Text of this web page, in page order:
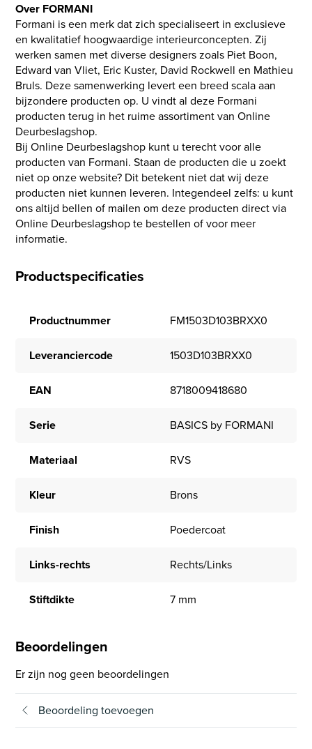
Over FORMANI
Formani is een merk dat zich specialiseert in exclusieve
en kwalitatief hoogwaardige interieurconcepten. Zij
werken samen met diverse designers zoals Piet Boon,
Edward van Vliet, Eric Kuster, David Rockwell en Mathieu
Bruls. Deze samenwerking levert een breed scala aan
bijzondere producten op. U vindt al deze Formani
producten terug in het ruime assortiment van Online
Deurbeslagshop.
Bij Online Deurbeslagshop kunt u terecht voor alle
producten van Formani. Staan de producten die u zoekt
niet op onze website? Dit betekent niet dat wij deze
producten niet kunnen leveren. Integendeel zelfs: u kunt
ons altijd bellen of mailen om deze producten direct via
Online Deurbeslagshop te bestellen of voor meer
informatie.
Productspecificaties
Productnummer FM1503D103BRXX0
Leveranciercode 1503D103BRXX0
EAN 8718009418680
Serie BASICS by FORMANI
Materiaal RVS
Kleur Brons
Finish Poedercoat
Links-rechts Rechts/Links
Stiftdikte 7 mm
Beoordelingen
Er zijn nog geen beoordelingen
Beoordeling toevoegen